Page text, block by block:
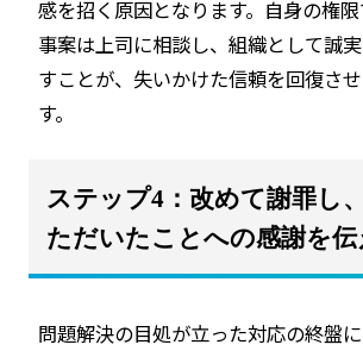
感を招く原因となります。自身の権
事案は上司に相談し、組織として誠
すことが、失いかけた信頼を回復さ
す。
ステップ4：改めて謝罪し
ただいたことへの感謝を伝
問題解決の目処が立った対応の終盤